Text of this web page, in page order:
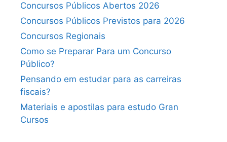
Concursos Públicos Abertos 2026
Concursos Públicos Previstos para 2026
Concursos Regionais
Como se Preparar Para um Concurso
Público?
Pensando em estudar para as carreiras
fiscais?
Materiais e apostilas para estudo Gran
Cursos